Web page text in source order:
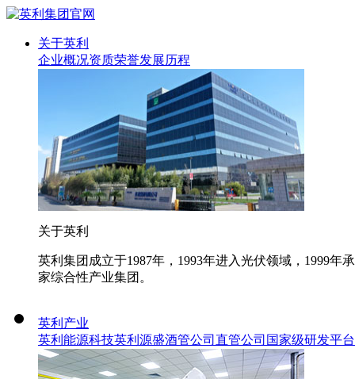
关于英利
企业概况资质荣誉发展历程
关于英利
英利集团成立于1987年，1993年进入光伏领域，1999
家综合性产业集团。
英利产业
英利能源科技英利源盛酒管公司 直管公司 国家级研发平台